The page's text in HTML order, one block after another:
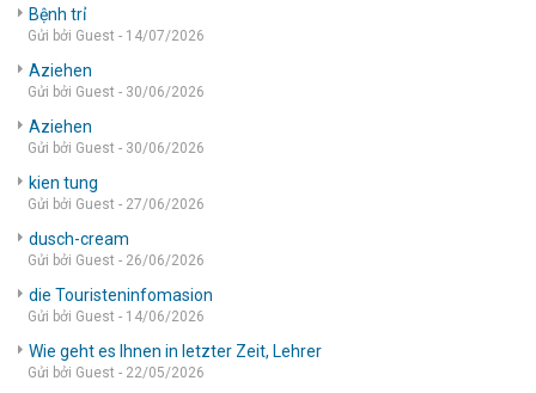
Bệnh trỉ
Gửi bởi Guest - 14/07/2026
Aziehen
Gửi bởi Guest - 30/06/2026
Aziehen
Gửi bởi Guest - 30/06/2026
kien tung
Gửi bởi Guest - 27/06/2026
dusch-cream
Gửi bởi Guest - 26/06/2026
die Touristeninfomasion
Gửi bởi Guest - 14/06/2026
Wie geht es Ihnen in letzter Zeit, Lehrer
Gửi bởi Guest - 22/05/2026